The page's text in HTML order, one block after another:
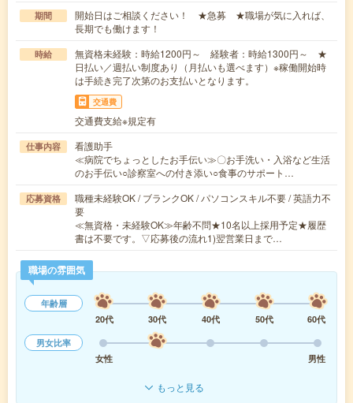
期間
開始日はご相談ください！ ★急募 ★職場が気に入れば、
長期でも働けます！
時給
無資格未経験：時給1200円～ 経験者：時給1300円～ ★
日払い／週払い制度あり（月払いも選べます）※稼働開始時
は手続き完了次第のお支払いとなります。
交通費
交通費支給※規定有
仕事内容
看護助手
≪病院でちょっとしたお手伝い≫〇お手洗い・入浴など生活
のお手伝い○診察室への付き添い○食事のサポート…
応募資格
職種未経験OK / ブランクOK / パソコンスキル不要 / 英語力不
要
≪無資格・未経験OK≫年齢不問★10名以上採用予定★履歴
書は不要です。▽応募後の流れ1)翌営業日まで…
職場の雰囲気
年齢層
20代
30代 40代 50代
60代
男女比率
女性
男性
もっと見る